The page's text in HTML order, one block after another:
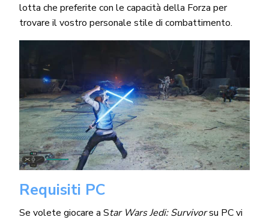
lotta che preferite con le capacità della Forza per
trovare il vostro personale stile di combattimento.
Requisiti PC
Se volete giocare a Star Wars Jedi: Survivorsu PC vi